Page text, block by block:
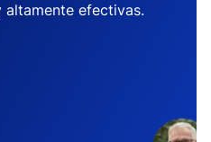
altamente efectivas.